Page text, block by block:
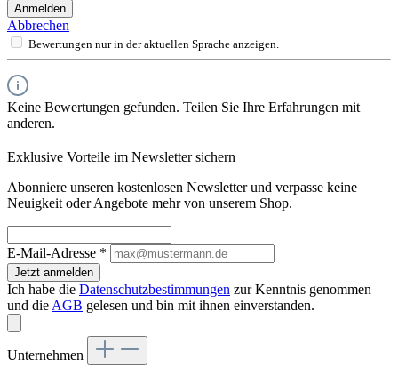
Anmelden
Abbrechen
Bewertungen nur in der aktuellen Sprache anzeigen.
Keine Bewertungen gefunden. Teilen Sie Ihre Erfahrungen mit
anderen.
Exklusive Vorteile im Newsletter sichern
Abonniere unseren kostenlosen Newsletter und verpasse keine
Neuigkeit oder Angebote mehr von unserem Shop.
E-Mail-Adresse *
Jetzt anmelden
Ich habe die Datenschutzbestimmungen zur Kenntnis genommen
und die AGB gelesen und bin mit ihnen einverstanden.
Unternehmen